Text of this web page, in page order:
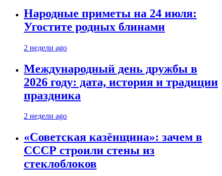
Народные приметы на 24 июля:
Угостите родных блинами
2 недели ago
Международный день дружбы в
2026 году: дата, история и традиции
праздника
2 недели ago
«Советская казёнщина»: зачем в
СССР строили стены из
стеклоблоков